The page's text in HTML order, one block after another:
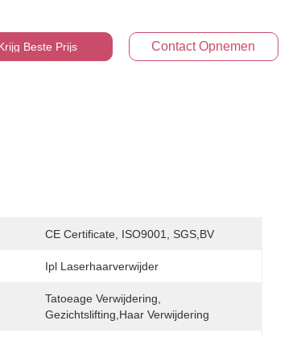
Beste Prijs Contact Opnemen
CE Certificate, ISO9001, SGS,BV
Ipl Laserhaarverwijder
Tatoeage Verwijdering,
Gezichtslifting,haar Verwijdering